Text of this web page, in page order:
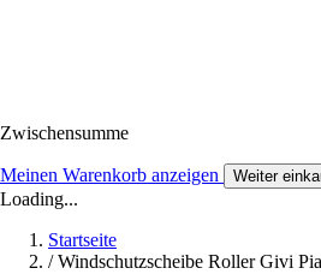
Zwischensumme
Meinen Warenkorb anzeigen Weiter
Loading...
Startseite
/ Windschutzscheibe Roller Givi